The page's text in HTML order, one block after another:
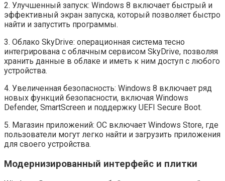
2. Улучшенный запуск: Windows 8 включает быстрый и
эффективный экран запуска, который позволяет быстро
найти и запустить программы.
3. Облако SkyDrive: операционная система тесно
интегрирована с облачным сервисом SkyDrive, позволяя
хранить данные в облаке и иметь к ним доступ с любого
устройства.
4. Увеличенная безопасность: Windows 8 включает ряд
новых функций безопасности, включая Windows
Defender, SmartScreen и поддержку UEFI Secure Boot.
5. Магазин приложений: ОС включает Windows Store, где
пользователи могут легко найти и загрузить приложения
для своего устройства.
Модернизированный интерфейс и плитки